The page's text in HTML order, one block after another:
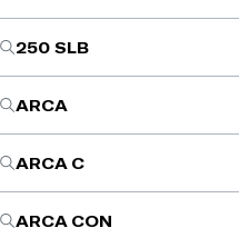
250 SLB
ARCA
ARCA C
ARCA CON